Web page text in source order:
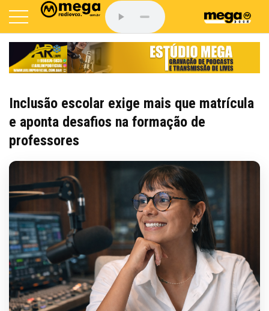
Inclusão escolar exige mais que matrícula
e aponta desafios na formação de
professores